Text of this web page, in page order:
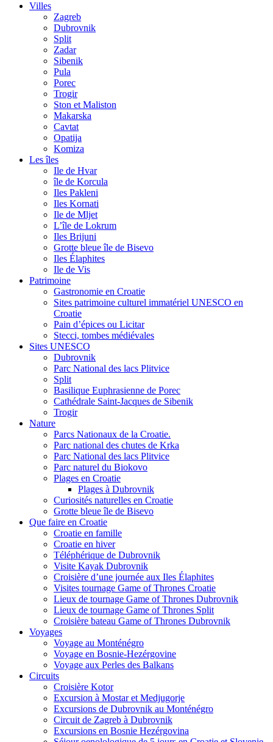
Villes
Zagreb
Dubrovnik
Split
Zadar
Sibenik
Pula
Porec
Trogir
Ston et Maliston
Makarska
Cavtat
Opatija
Komiza
Les îles
Ile de Hvar
île de Korcula
Iles Pakleni
Iles Kornati
Ile de Mljet
L’île de Lokrum
Iles Brijuni
Grotte bleue île de Bisevo
Iles Élaphites
Ile de Vis
Patrimoine
Gastronomie en Croatie
Sites patrimoine culturel immatériel UNESCO en
Croatie
Pain d’épices ou Licitar
Stecci, tombes médiévales
Sites UNESCO
Dubrovnik
Parc National des lacs Plitvice
Split
Basilique Euphrasienne de Porec
Cathédrale Saint-Jacques de Sibenik
Trogir
Nature
Parcs Nationaux de la Croatie.
Parc national des chutes de Krka
Parc National des lacs Plitvice
Parc naturel du Biokovo
Plages en Croatie
Plages à Dubrovnik
Curiosités naturelles en Croatie
Grotte bleue île de Bisevo
Que faire en Croatie
Croatie en famille
Croatie en hiver
Téléphérique de Dubrovnik
Visite Kayak Dubrovnik
Croisière d’une journée aux Iles Élaphites
Visites tournage Game of Thrones Croatie
Lieux de tournage Game of Thrones Dubrovnik
Lieux de tournage Game of Thrones Split
Croisière bateau Game of Thrones Dubrovnik
Voyages
Voyage au Monténégro
Voyage en Bosnie-Hezérgovine
Voyage aux Perles des Balkans
Circuits
Croisière Kotor
Excursion à Mostar et Medjugorje
Excursions de Dubrovnik au Monténégro
Circuit de Zagreb à Dubrovnik
Excursions en Bosnie Hezérgovina